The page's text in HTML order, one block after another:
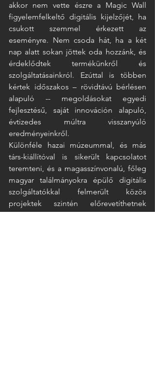
akkor nem vette észre a Magic Wall
figyelemfelkeltő digitális kijelzőjét, ha
csukott szemmel érkezett az
eseményre. Nem csoda hát, ha a két
nap alatt sokan jöttek oda hozzánk, és
érdeklődtek termékünkről és
szolgáltatásainkról. Ezúttal is többen
kértek időszakos – rövidtávú bérlésen
alapuló -- megoldásokat egyedi
fejlesztésű, saját innováción alapuló,
évtizedes múltra visszanyúló
eredményeinkről.
Különféle hazai múzeummal, és más
társ-kiállítóval is sikerült kapcsolatot
teremteni, és a magasszínvonalú, főleg
magyar találmányokra épülő digitális
szolgáltatókkal felmerült közös
projektek szintén előrevetíthetnek